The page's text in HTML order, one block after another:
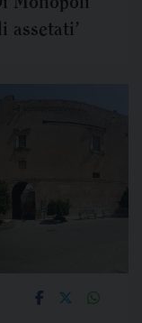
assetati’